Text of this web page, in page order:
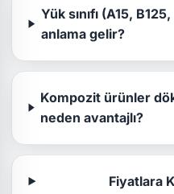
Yük sınıfı (A15,
anlama gelir?
Kompozit ürünler
neden avantajlı?
Fiyatlara